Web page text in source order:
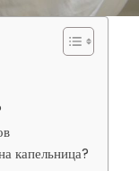
капельница?